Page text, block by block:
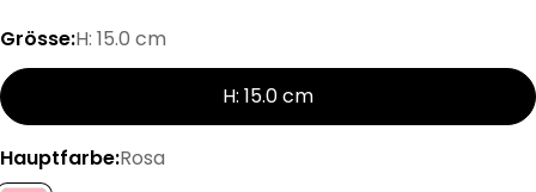
Grösse:H: 15.0 cm
H: 15.0 cm
Hauptfarbe:Rosa